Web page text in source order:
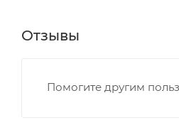
Отзывы
Помогите другим